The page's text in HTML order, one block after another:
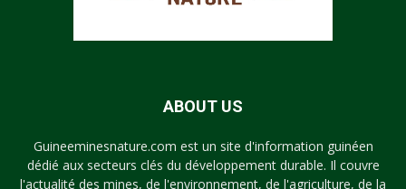
ABOUT US
Guineeminesnature.com est un site d'information guinéen
dédié aux secteurs clés du développement durable. Il couvre
l'actualité des mines, de l'environnement, de l'agriculture, de la